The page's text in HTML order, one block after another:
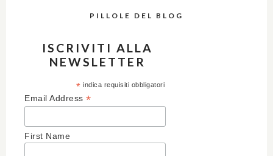
PILLOLE DEL BLOG
ISCRIVITI ALLA
NEWSLETTER
* indica requisiti obbligatori
Email Address *
First Name